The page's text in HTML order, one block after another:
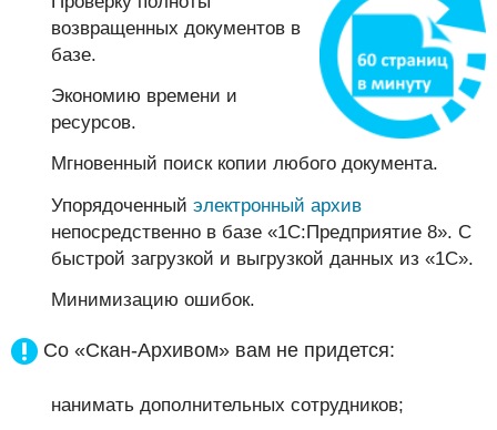
возвращенных документов в
базе.
Экономию времени и
ресурсов.
Мгновенный поиск копии любого документа.
Упорядоченный электронный архив
непосредственно в базе «1С:Предприятие 8». С
быстрой загрузкой и выгрузкой данных из «1С».
Минимизацию ошибок.
Со «Скан-Архивом» вам не придется:
нанимать дополнительных сотрудников;